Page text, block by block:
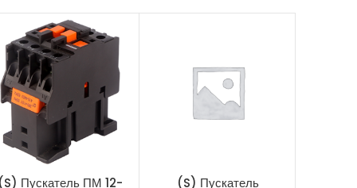
Пускатель ПМ 12-
(S) Пускатель